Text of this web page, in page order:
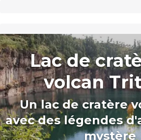
Lac de
volcan
Un lac de cratère
avec des légendes
mystère